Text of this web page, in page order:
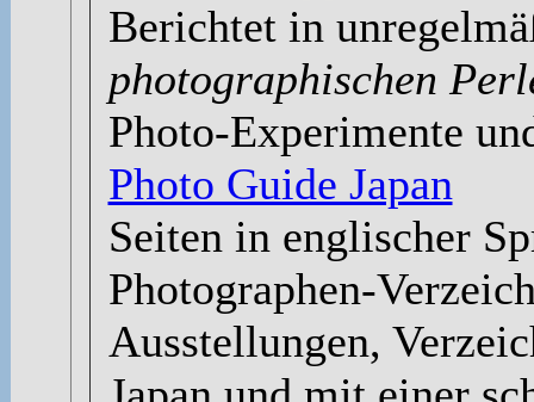
Berichtet in
photographischen
Photo-Experimente
Photo Guide Japan
Seiten in englischer
Photographen-
Ausstellungen,